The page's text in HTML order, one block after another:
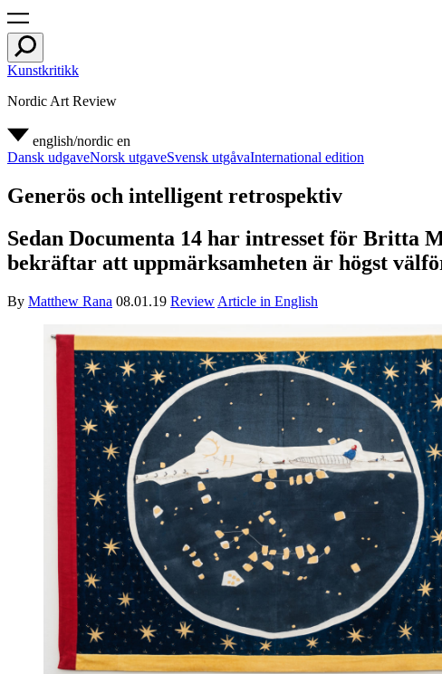
Kunstkritikk
Nordic Art Review
english/nordic en
Dansk udgaveNorsk utgaveSvensk utgåvaInternational edition
Generös och intelligent retrospektiv
Sedan Documenta 14 har intresset för Britta
bekräftar att uppmärksamheten är högst
By Matthew Rana 08.01.19 Review Article in English